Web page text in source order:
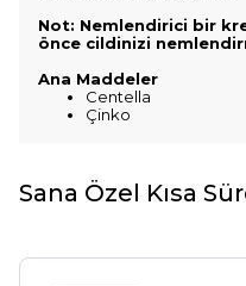
Not: Nemlendirici bir
önce cildinizi
Ana Maddeler
Centella
Çinko
Sana Özel Kısa